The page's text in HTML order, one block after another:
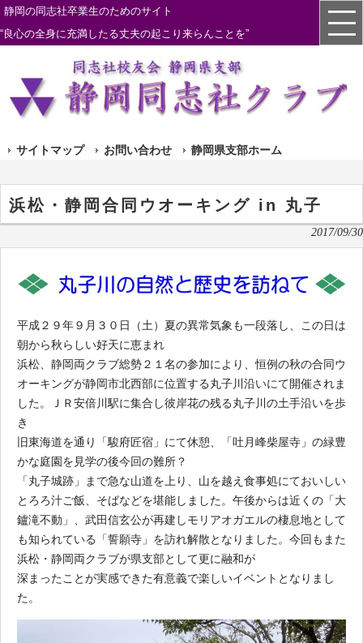
静岡の同志社卒業生のためのサイト
“良心の全身に充満したる丈夫の起こり来らんことを”
サイトマップ お問い合わせ 静岡県支部ホーム
浜松・静岡合同ウオーキング in 丸子
2017/09/30
平成２９年９月３０日（土）夏の異常気象も一段落し、この日は
朝から秋らしい好天に恵まれ
浜松、静岡両クラブ総勢２１名の参加により、恒例の秋の合同ウ
オーキングが静岡市北西部に位置する丸子川沿いにて開催されま
した。ＪＲ安倍川駅に集合し彼岸花の残る丸子川の土手沿いを歩
き
旧東海道を通り「駿府匠宿」にて休憩、「吐月峰柴屋寺」の緑豊
かな庭園を見学の後今回の難所？
「丸子城跡」まで急な山道を上り、山を越え食事処にておいしい
とろろ汁ご飯、そばなどを堪能しました。午後からは近くの「大
鑪滝不動」、武田信玄公が再建しモリアオガエルの棲息地として
も知られている「誓願寺」を訪れ解散となりました。今回もまた
浜松・静岡両クラブが県支部として更に融和が
深まったことが実感できた有意義で楽しいイベントとなりまし
た。